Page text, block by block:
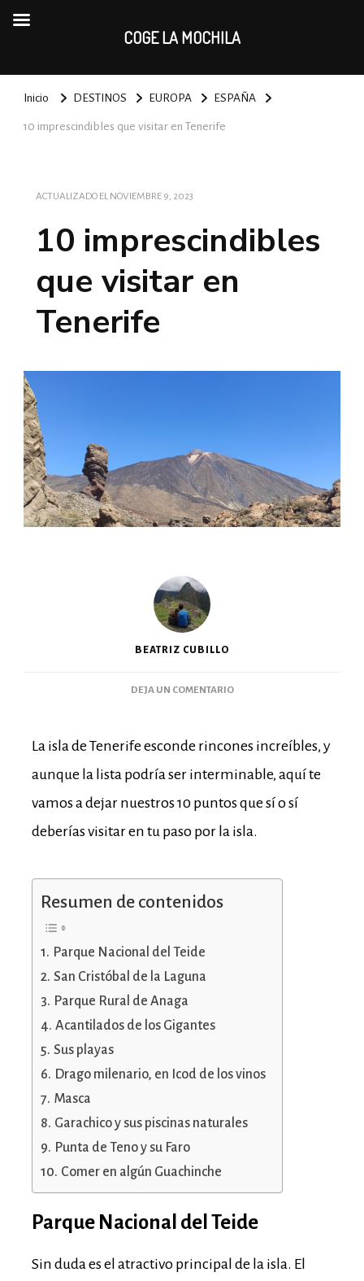
Inicio DESTINOS EUROPA ESPAÑA
10 imprescindibles que visitar en Tenerife
ACTUALIZADO EL NOVIEMBRE 9, 2023
10 imprescindibles
que visitar en
Tenerife
BEATRIZ CUBILLO
DEJA UN COMENTARIO
La isla de Tenerife esconde rincones increíbles, y
aunque la lista podría ser interminable, aquí te
vamos a dejar nuestros 10 puntos que sí o sí
deberías visitar en tu paso por la isla.
Resumen de contenidos
Parque Nacional del Teide
San Cristóbal de la Laguna
Parque Rural de Anaga
Acantilados de los Gigantes
Sus playas
Drago milenario, en Icod de los vinos
Masca
Garachico y sus piscinas naturales
Punta de Teno y su Faro
Comer en algún Guachinche
Parque Nacional del Teide
Sin duda es el atractivo principal de la isla. El
COGE LA MOCHILA